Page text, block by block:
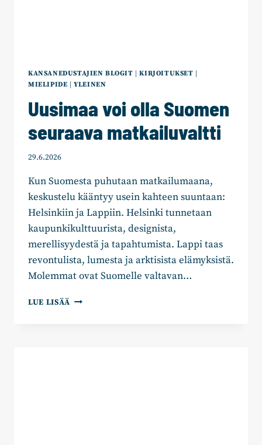
KANSANEDUSTAJIEN BLOGIT |KIRJOITUKSET |
MIELIPIDE |YLEINEN
Uusimaa voi olla Suomen
seuraava matkailuvaltti
29.6.2026
Kun Suomesta puhutaan matkailumaana,
keskustelu kääntyy usein kahteen suuntaan:
Helsinkiin ja Lappiin. Helsinki tunnetaan
kaupunkikulttuurista, designista,
merellisyydestä ja tapahtumista. Lappi taas
revontulista, lumesta ja arktisista elämyksistä.
Molemmat ovat Suomelle valtavan…
LUE LISÄÄ UUSIMAA